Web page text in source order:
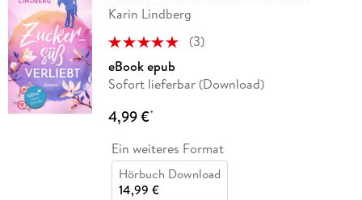
Karin Lindberg
(3)
eBook epub
Sofort lieferbar (Download)
4,99 €*
Ein weiteres Format
Hörbuch Download
14,99 €